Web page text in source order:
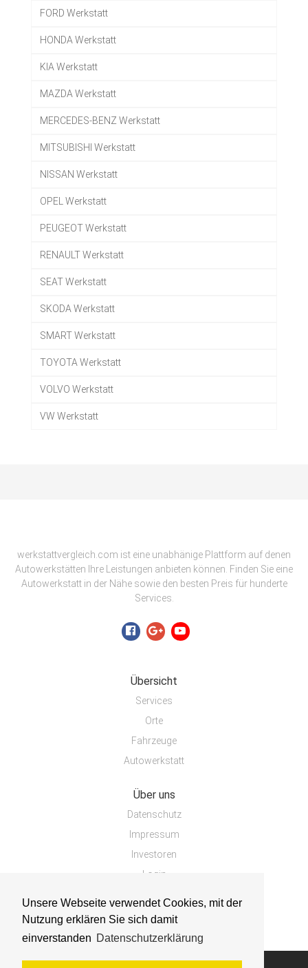
Unsere Webseite verwendet Cookies, mit der
Nutzung erklären Sie sich damit
einverstanden Datenschutzerklärung
FORD Werkstatt
HONDA Werkstatt
KIA Werkstatt
MAZDA Werkstatt
MERCEDES-BENZ Werkstatt
MITSUBISHI Werkstatt
NISSAN Werkstatt
OPEL Werkstatt
PEUGEOT Werkstatt
RENAULT Werkstatt
SEAT Werkstatt
SKODA Werkstatt
SMART Werkstatt
TOYOTA Werkstatt
VOLVO Werkstatt
VW Werkstatt
werkstattvergleich.com ist eine unabhänige Plattform auf denen
Autowerkstätten Ihre Leistungen anbieten können. Finden Sie eine
Autowerkstatt in der Nähe sowie den besten Preis für hunderte
Services.
Übersicht
Services
Orte
Fahrzeuge
Autowerkstatt
Über uns
Datenschutz
Impressum
Investoren
Login